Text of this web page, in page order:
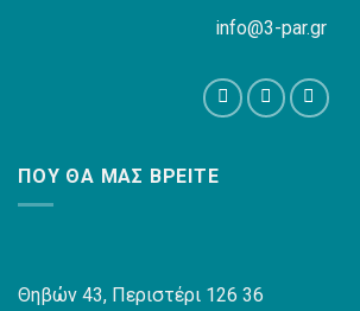
info@3-par.gr
ΠΟΥ ΘΑ ΜΑΣ ΒΡΕΊΤΕ
Θηβών 43, Περιστέρι 126 36